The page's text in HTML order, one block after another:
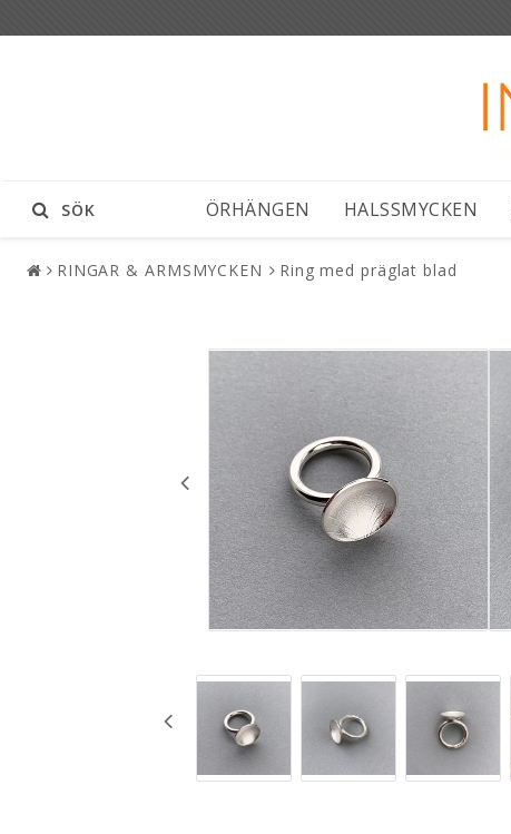
ÖRHÄNGEN HALSSMYCKEN
SÖK
RINGAR & ARMSMYCKEN Ring med präglat blad